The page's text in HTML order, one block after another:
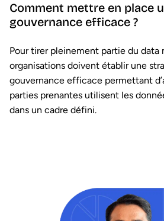
Comment mettre en place
gouvernance efficace ?
Pour tirer pleinement partie du data
organisations doivent établir une
gouvernance efficace permettant
parties prenantes utilisent les
dans un cadre défini.